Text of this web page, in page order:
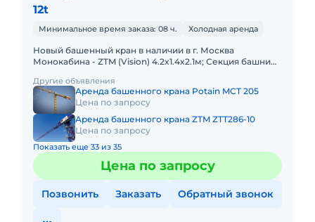
12t
Минимальное время заказа: 08 ч. Холодная аренда
Новый башенный кран в наличии в г. Москва
Монокабина - ZTM (Vision) 4.2x1.4x2.1м; Секция башни
40° C А
Другие объявления
Аренда башенного крана Potain MCT 205
Цена по запросу
Аренда башенного крана ZTM ZTT286-10
Цена по запросу
Показать еще 33 из 35
Цена по запросу
Позвонить Заказать Обратный звонок